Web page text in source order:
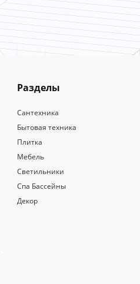
Разделы
Сантехника
Бытовая техника
Плитка
Мебель
Светильники
Спа Бассейны
Декор